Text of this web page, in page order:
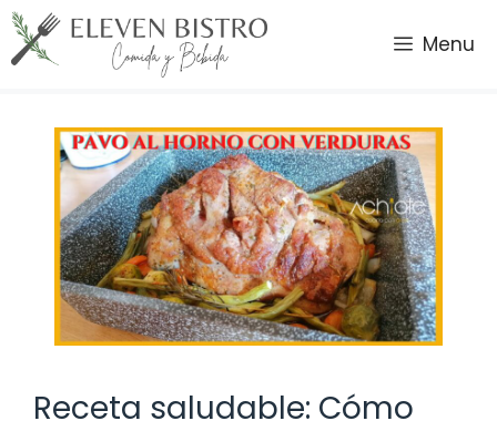
Saltar
al
contenido
Menu
Receta saludable: Cómo